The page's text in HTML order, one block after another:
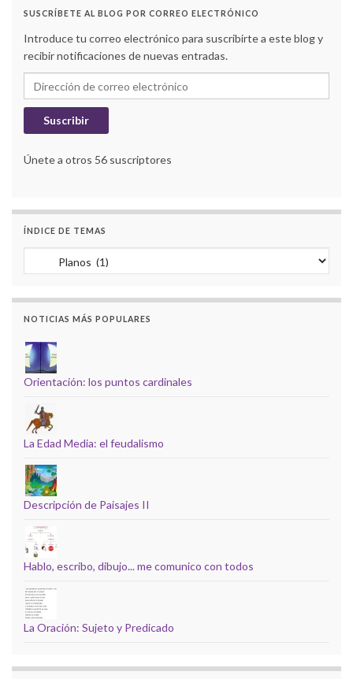
SUSCRÍBETE AL BLOG POR CORREO ELECTRÓNICO
Introduce tu correo electrónico para suscribirte a este blog y
recibir notificaciones de nuevas entradas.
Dirección de correo electrónico
Suscribir
Únete a otros 56 suscriptores
ÍNDICE DE TEMAS
Índice de temas
NOTICIAS MÁS POPULARES
Orientación: los puntos cardinales
La Edad Media: el feudalismo
Descripción de Paisajes II
Hablo, escribo, dibujo... me comunico con todos
La Oración: Sujeto y Predicado